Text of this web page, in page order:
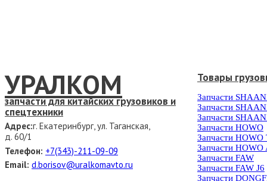
УРАЛКОМ
запчасти для китайских грузовиков и
спецтехники
Адрес:г. Екатеринбург, ул. Таганская,
д. 60/1
Телефон: +7(343)-211-09-09
Email: d.borisov@uralkomavto.ru
Товары
Запчасти
Запчасти
Запчасти
Запчасти HOWO
Запчасти HOWO
Запчасти HOWO
Запчасти FAW
Запчасти FAW J6
Запчасти